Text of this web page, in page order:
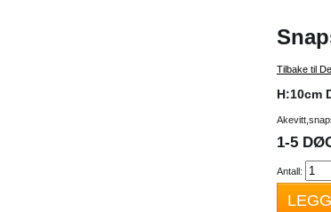
Tilbake til
H:10cm
1-5
Antall: